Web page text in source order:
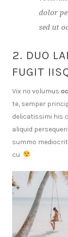
dolor
sed ut
2. DUO
FUGIT
Vix no volumus
te, semper
delicatissimi his
aliquid
summo
cu